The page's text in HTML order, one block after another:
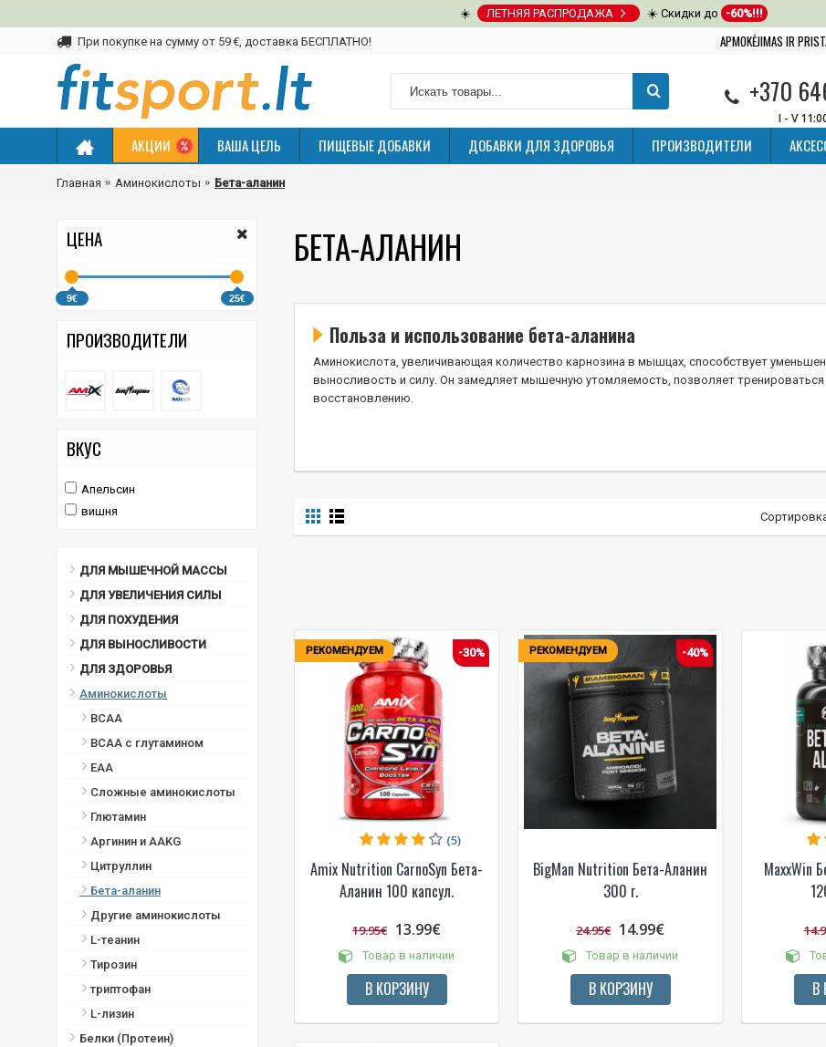
☀️ ЛЕТНЯЯ РАСПРОДАЖА ☀️ Скидки до -60%!!!
При покупке на сумму от 59 €, доставка БЕСПЛАТНО! APMOKĖJIMAS IR
+370
I - V
АКЦИИ ВАША ЦЕЛЬ ПИЩЕВЫЕ ДОБАВКИ ДОБАВКИ ДЛЯ ЗДОРОВЬЯ ПРОИЗВОДИТЕЛИ
Главная Аминокислоты Бета-аланин
ЦЕНА
9€ 25€
ПРОИЗВОДИТЕЛИ
ВКУС
Апельсин
вишня
ДЛЯ МЫШЕЧНОЙ МАССЫ
ДЛЯ УВЕЛИЧЕНИЯ СИЛЫ
ДЛЯ ПОХУДЕНИЯ
ДЛЯ ВЫНОСЛИВОСТИ
ДЛЯ ЗДОРОВЬЯ
Аминокислоты
BCAA
BCAA с глутамином
ЕАА
Сложные аминокислоты
Глютамин
Аргинин и AAKG
Цитруллин
Бета-аланин
Другие аминокислоты
L-теанин
Тирозин
триптофан
L-лизин
Белки (Протеин)
БЕТА-АЛАНИН
Польза и использование бета-аланина
Аминокислота, увеличивающая количество карнозина в мышцах, способствует
выносливость и силу. Он замедляет мышечную утомляемость, позволяет
восстановлению.
РЕКОМЕНДУЕМ -30%
Amix Nutrition CarnoSyn Бета-
Аланин 100 капсул.
(5)
19.95€ 13.99€
Товар в наличии
В КОРЗИНУ
РЕКОМЕНДУЕМ -40%
BigMan Nutrition Бета-Аланин
300 г.
24.95€ 14.99€
Товар в наличии
В КОРЗИНУ
MaxxWin
В